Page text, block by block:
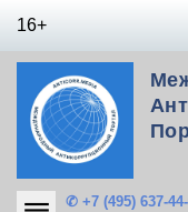
16+
✆ +7 (495) 637-